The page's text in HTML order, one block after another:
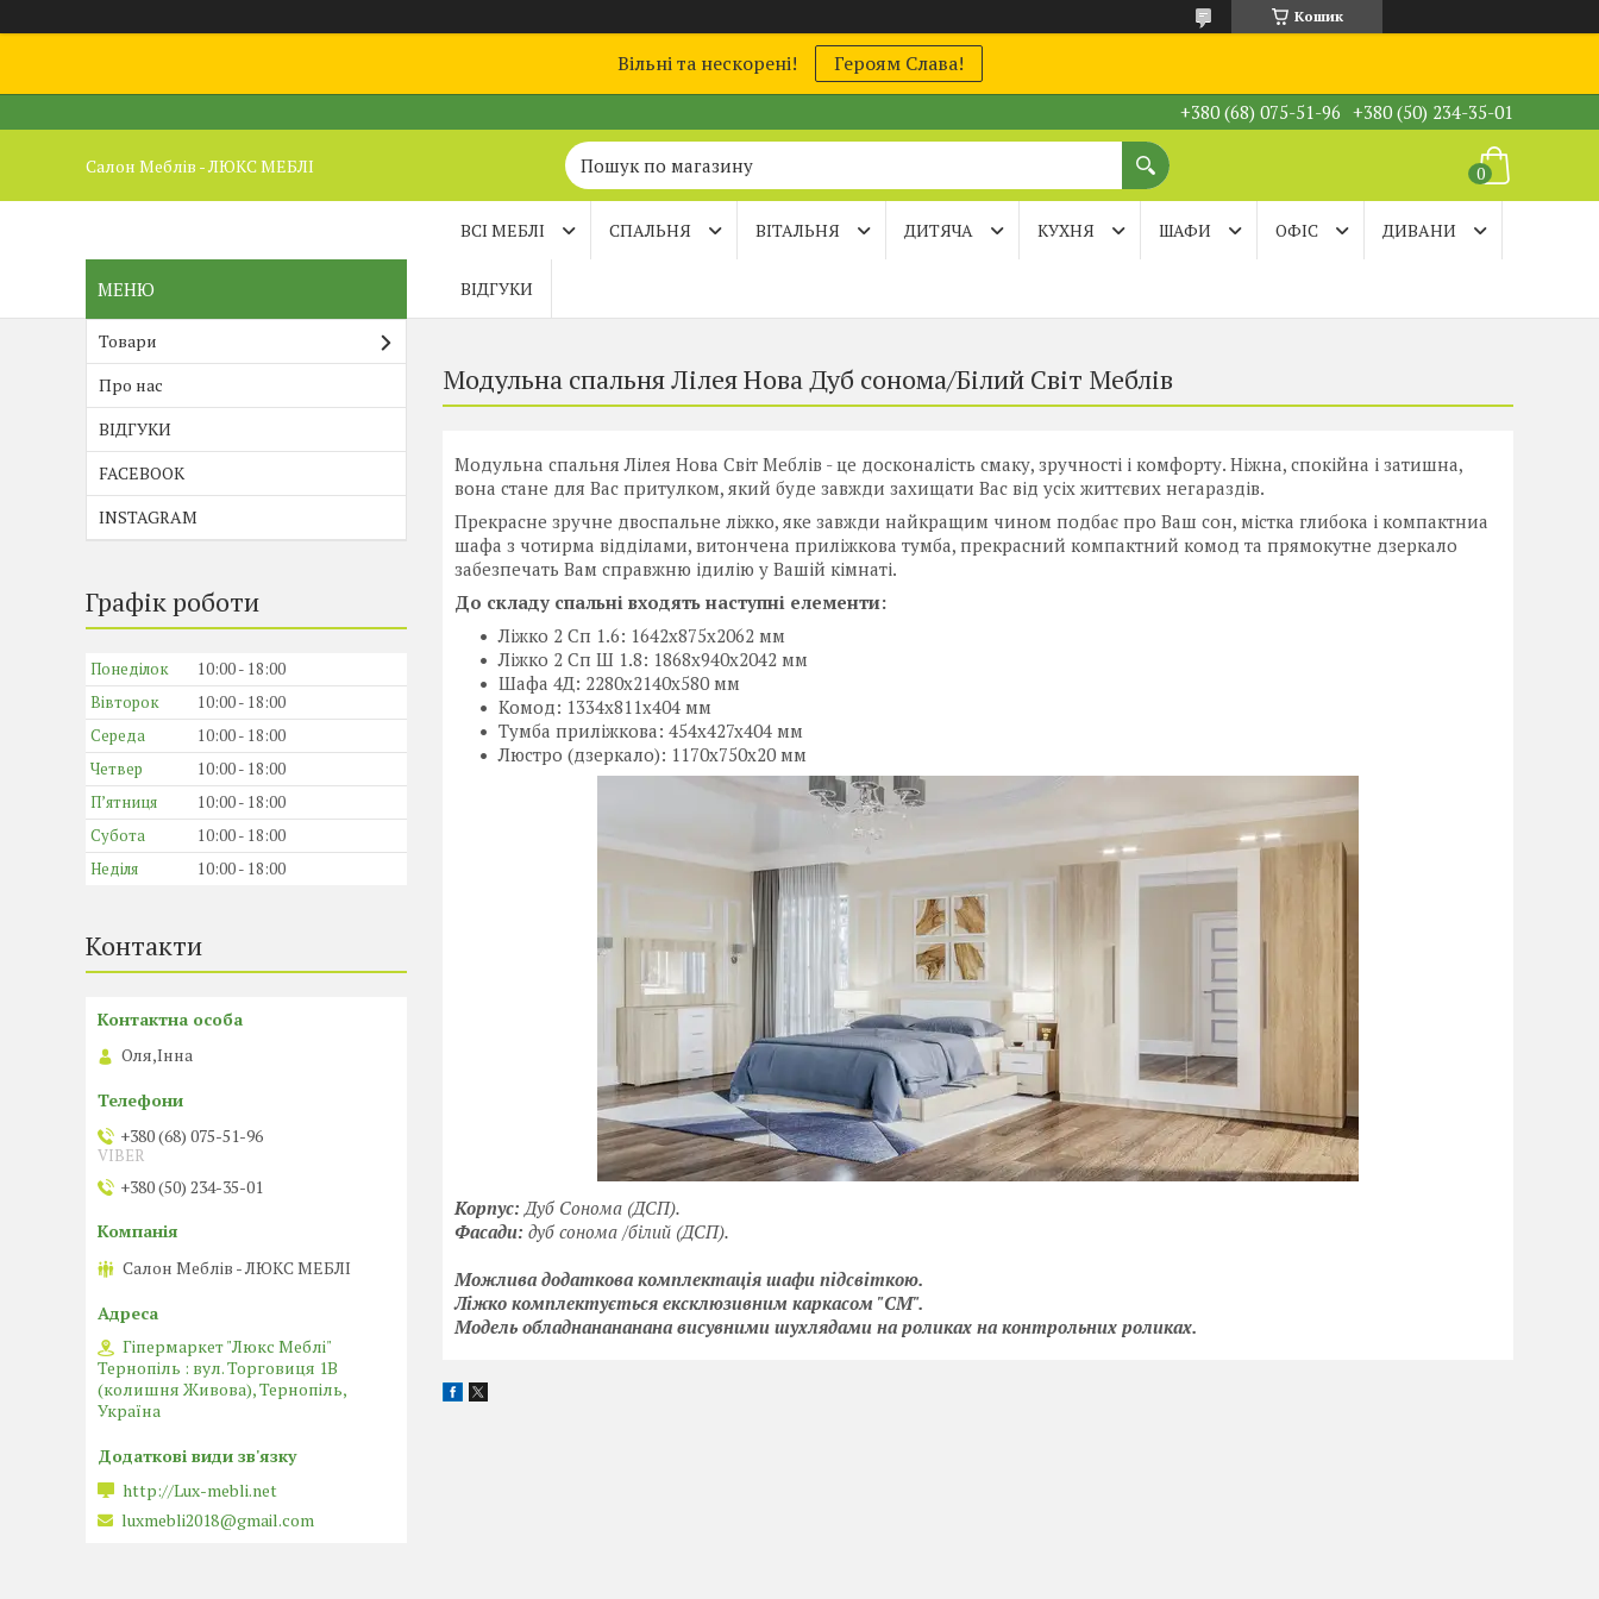
Кошик
Вільні та нескорені! Героям Слава!
+380 (68) 075-51-96 +380 (50) 234-35-01
Салон Меблів - ЛЮКС МЕБЛІ
ВСІ МЕБЛІ СПАЛЬНЯ ВІТАЛЬНЯ ДИТЯЧА КУХНЯ ШАФИ ОФІС ДИВАНИ
ВІДГУКИ
Модульна спальня Лілея Нова Дуб сонома/Білий Світ Меблів
Модульна спальня Лілея Нова Світ Меблів - це досконалість смаку, зручності і комфорту. Ніжна, спокійна і затишна,
вона стане для Вас притулком, який буде завжди захищати Вас від усіх життєвих негараздів.
Прекрасне зручне двоспальне ліжко, яке завжди найкращим чином подбає про Ваш сон, містка глибока і компактниа
шафа з чотирма відділами, витончена приліжкова тумба, прекрасний компактний комод та прямокутне дзеркало
забезпечать Вам справжню ідилію у Вашій кімнаті.
До складу спальні входять наступні елементи:
Ліжко 2 Cп 1.6: 1642x875x2062 мм
Ліжко 2 Cп Ш 1.8: 1868x940x2042 мм
Шафа 4Д: 2280x2140x580 мм
Комод: 1334x811x404 мм
Тумба приліжкова: 454x427x404 мм
Люстро (дзеркало): 1170x750x20 мм
Корпус:Дуб Сонома (ДСП).
Фасади: дуб сонома /білий (ДСП).
Можлива додаткова комплектація шафи підсвіткою.
Ліжко комплектується ексклюзивним каркасом "СМ".
Модель обладнанананана висувними шухлядами на роликах на контрольних роликах.
Товари
Про нас
ВІДГУКИ
FACEBOOK
INSTAGRAM
Графік роботи
Понеділок 10:00
18:00
Вівторок
10:00
18:00
Середа
10:00
18:00
Четвер
10:00
18:00
Пʼятниця
10:00
18:00
Субота
10:00
18:00
Неділя
10:00 18:00
Контакти
Оля,Інна
+380 (68) 075-51-96
VIBER
+380 (50) 234-35-01
Салон Меблів - ЛЮКС МЕБЛІ
Гіпермаркет "Люкс Меблі"
Тернопіль : вул. Торговиця 1В
(колишня Живова), Тернопіль,
Україна
http://Lux-mebli.net
luxmebli2018@gmail.com